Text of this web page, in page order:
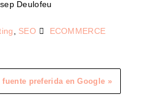
Deulofeu
SEO ECOMMERCE
fuente preferida en Google »